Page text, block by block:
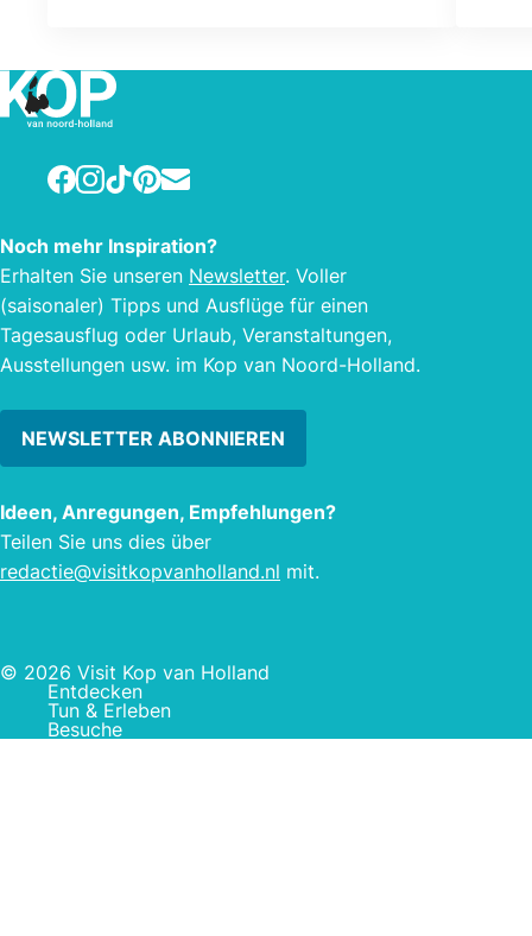
Meer und Blumen Felder ist alles
vorhanden und willkommen.
Facebook
Instagram
TikTokPinterest
E-mail
Noch mehr Inspiration?
Erhalten Sie unseren Newsletter. Voller
(saisonaler) Tipps und Ausflüge für einen
Tagesausflug oder Urlaub, Veranstaltungen,
Ausstellungen usw. im Kop van Noord-Holland.
NEWSLETTER ABONNIEREN
Ideen, Anregungen, Empfehlungen?
Teilen Sie uns dies über
redactie@visitkopvanholland.nl mit.
© 2026 Visit Kop van Holland
Entdecken
Tun & Erleben
Besuche